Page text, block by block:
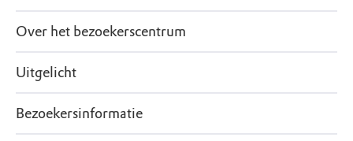
Over het bezoekerscentrum
Uitgelicht
Bezoekersinformatie